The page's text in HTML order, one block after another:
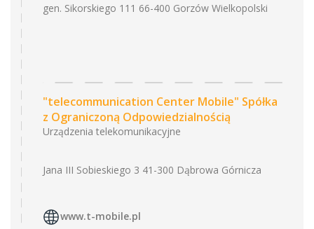
gen. Sikorskiego 111 66-400 Gorzów Wielkopolski
"telecommunication Center Mobile" Spółka
z Ograniczoną Odpowiedzialnością
Urządzenia telekomunikacyjne
Jana III Sobieskiego 3 41-300 Dąbrowa Górnicza
www.t-mobile.pl